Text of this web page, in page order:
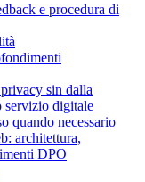
e procedura di
sin dalla
servizio digitale
quando necessario
architettura,
DPO